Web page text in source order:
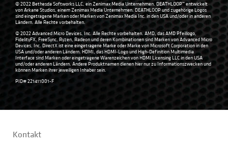
© 2022 Bethesda Softworks LLC, ein Zenimax Media Unternehmen. DEATHLOOP™ entwickelt
von Arkane Studios, einem Zenimax Media Unternehmen. DEATHLOOP und zugehörige Logos
sind eingetragene Marken oder Marken von Zenimax Media Inc. in den USA und/oder in anderen
Ländern. Alle Rechte vorbehalten.
© 2022 Advanced Micro Devices, Inc. Alle Rechte vorbehalten. AMD, das AMD Pfeillogo,
FidelityFX, FreeSync, Ryzen, Radeon und deren Kombinationen sind Marken von Advanced Micro
Devices, Inc. DirectX ist eine eingetragene Marke oder Marke von Microsoft Corporation in den
USA und/oder anderen Ländern. HDMI, das HDMI-Logo und High-Definition Multimedia
Interface sind Marken oder eingetragene Warenzeichen von HDMI Licensing LLC in den USA
und/oder anderen Ländern. Andere Produktnamen dienen hier nur zu Informationszwecken und
können Marken ihrer jeweiligen Inhaber sein.
PID# 221411001-F
Kontakt